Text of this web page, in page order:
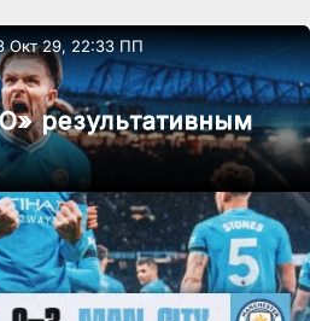
Окт 29, 22:33 ПП
результативным